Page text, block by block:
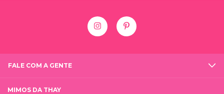
FALE COM A GENTE
MIMOS DA THAY